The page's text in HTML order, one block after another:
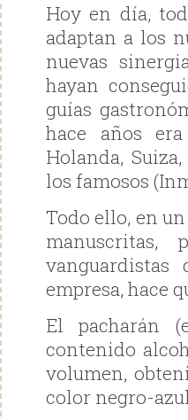
Hoy en día,
adaptan a los
nuevas
hayan
guías
hace años
Holanda,
los famosos
Todo ello, en
manuscritas,
empresa, hace
El pacharán
contenido
volumen,
color negro-